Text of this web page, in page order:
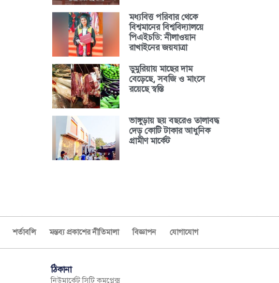
মধ্যবিত্ত পরিবার থেকে
বিশ্বমানের বিশ্ববিদ্যালয়ে
পিএইচডি: নীলাওয়ান
রাখাইনের জয়যাত্রা
ডুমুরিয়ায় মাছের দাম
বেড়েছে, সবজি ও মাংসে
রয়েছে স্বস্তি
ভাঙ্গুড়ায় ছয় বছরেও তালাবদ্ধ
দেড় কোটি টাকার আধুনিক
গ্রামীণ মার্কেট
শর্তাবলি মন্তব্য প্রকাশের নীতিমালা বিজ্ঞাপন যোগাযোগ
ঠিকানা
নিউমার্কেট সিটি কমপ্লেক্স